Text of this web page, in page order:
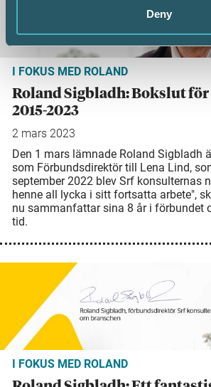
Deny
I FOKUS MED ROLAND
Roland Sigbladh: Bokslut
2015-2023
2 mars 2023
Den 1 mars lämnade Roland Sigbladh
som Förbundsdirektör till Lena Lind,
september 2022 blev Srf konsulternas
henne all lycka i sitt fortsatta arbete",
nu sammanfattar sina 8 år i förbundet
tid.
I FOKUS MED ROLAND